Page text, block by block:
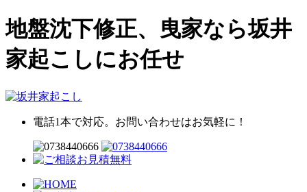
地盤沈下修正、曳家なら坂井
家起こしにお任せ
電話1本で対応。お問い合わせはお気軽に！